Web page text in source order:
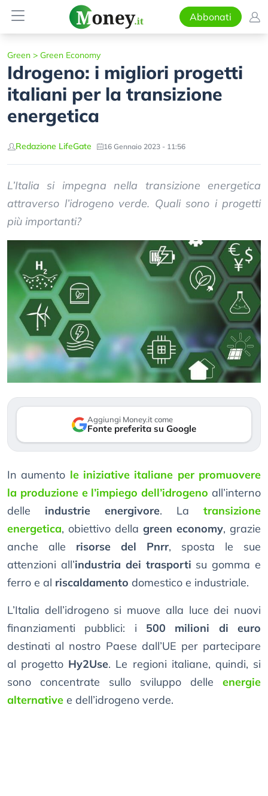
Abbonati
Green > Green Economy
Idrogeno: i migliori progetti
italiani per la transizione
energetica
Redazione LifeGate 16 Gennaio 2023 - 11:56
L’Italia si impegna nella transizione energetica
attraverso l’idrogeno verde. Quali sono i progetti
più importanti?
Aggiungi Money.it come
Fonte preferita su Google
In aumento le iniziative italiane per promuovere
la produzione e l’impiego dell’idrogeno all’interno
delle industrie energivore. La transizione
energetica, obiettivo della green economy, grazie
anche alle risorse del Pnrr, sposta le sue
attenzioni all’industria dei trasporti su gomma e
ferro e al riscaldamento domestico e industriale.
L’Italia dell’idrogeno si muove alla luce dei nuovi
finanziamenti pubblici: i 500 milioni di euro
destinati al nostro Paese dall’UE per partecipare
al progetto Hy2Use. Le regioni italiane, quindi, si
sono concentrate sullo sviluppo delle energie
alternative e dell’idrogeno verde.